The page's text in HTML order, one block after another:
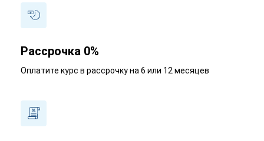
Рассрочка 0%
Оплатите курс в рассрочку на 6 или 12 месяцев